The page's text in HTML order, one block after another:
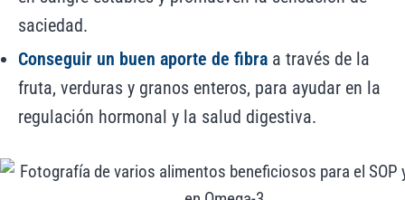
saciedad.
Conseguir un buen aporte de fibra a través de la
fruta, verduras y granos enteros, para ayudar en la
regulación hormonal y la salud digestiva.